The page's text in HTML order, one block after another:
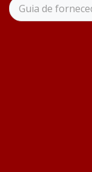
Canais
Eventos